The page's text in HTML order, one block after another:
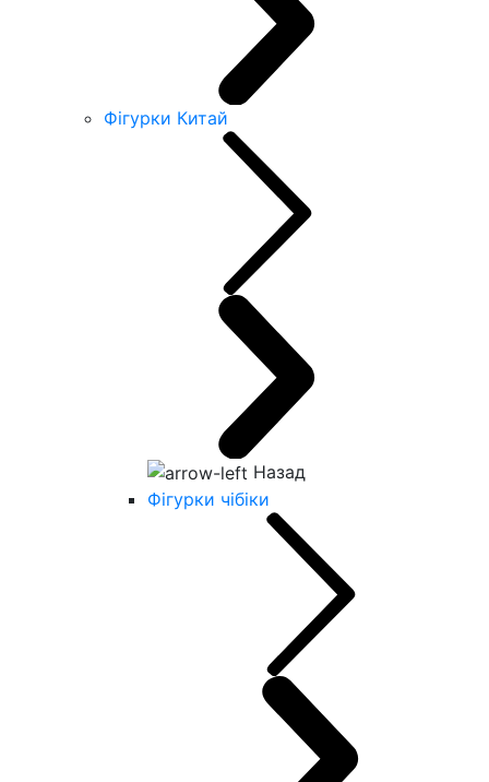
Фігурки Китай
Назад
Фігурки чібіки